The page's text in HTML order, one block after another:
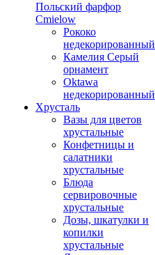
Польский фарфор
Сmielow
Рококо
недекорированный
Камелия Серый
орнамент
Oktawa
недекорированный
Хрусталь
Вазы для цветов
хрустальные
Конфетницы и
салатники
хрустальные
Блюда
сервировочные
хрустальные
Дозы, шкатулки и
копилки
хрустальные